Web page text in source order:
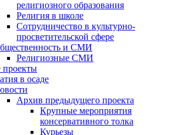
религиозного образования
Религия в школе
Сотрудничество в культурно-
просветительской сфере
и СМИ
Религиозные СМИ
проекты
в осаде
Архив предыдущего проекта
Крупные мероприятия
консервативного толка
Курьезы